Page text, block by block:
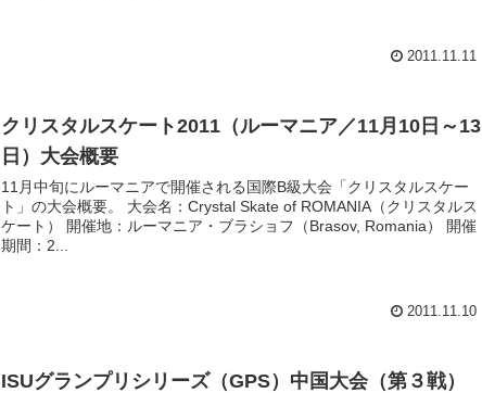
2011.11.11
クリスタルスケート2011（ルーマニア／11月10日～13
日）大会概要
11月中旬にルーマニアで開催される国際B級大会「クリスタルスケー
ト」の大会概要。 大会名：Crystal Skate of ROMANIA（クリスタルス
ケート） 開催地：ルーマニア・ブラショフ（Brasov, Romania） 開催
期間：2...
2011.11.10
ISUグランプリシリーズ（GPS）中国大会（第３戦）